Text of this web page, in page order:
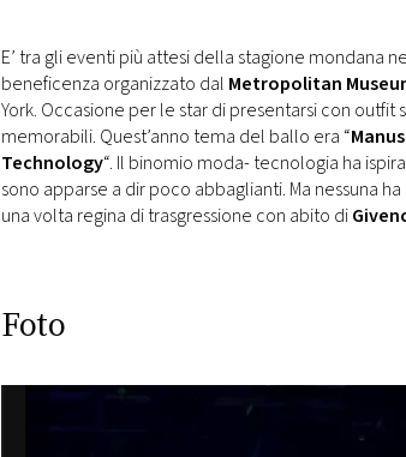
E’ tra gli eventi più attesi della stagione mondana
beneficenza organizzato dal Metropolitan
York. Occasione per le star di presentarsi con
memorabili. Quest’anno tema del ballo era “
Technology“. Il binomio moda- tecnologia ha
sono apparse a dir poco abbaglianti. Ma nessuna
una volta regina di trasgressione con abito di
Foto